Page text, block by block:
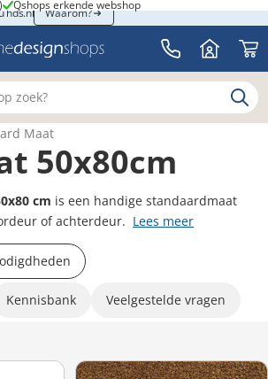
hds.nl
hds.nl Waarom?
Qshops erkende webshop
Qshops erkende webshop
zoek?
navigatie
Maat
50x80cm
cm is een handige standaardmaat
of achterdeur. Lees meer
Kennisbank Veelgestelde vragen
Beige – Wasbare droogloopmat
Kokosmat Naturel - 17 mm dik